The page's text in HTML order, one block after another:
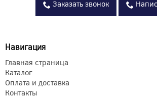
Заказать звонок
Навигация
Главная страница
Каталог
Оплата и доставка
Контакты